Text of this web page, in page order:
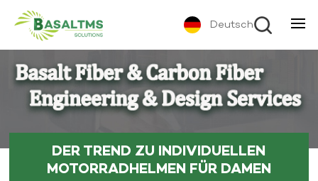
Deutsch
DER TREND ZU INDIVIDUELLEN
MOTORRADHELMEN FÜR DAMEN